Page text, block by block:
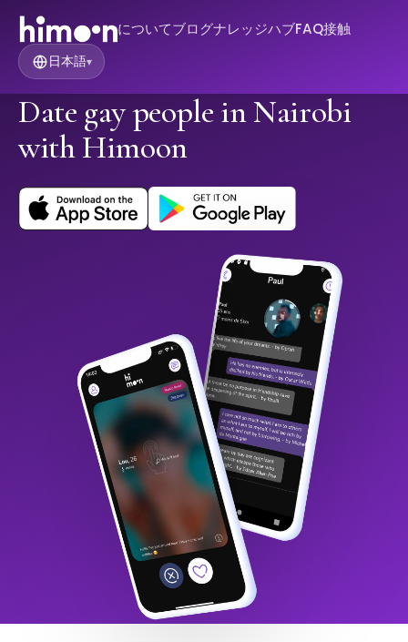
についてブログナレッジハブFAQ接触
日本語▾
Date gay people in Nairobi
with Himoon